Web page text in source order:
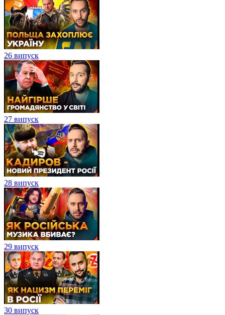
26 випуск
27 випуск
28 випуск
29 випуск
30 випуск